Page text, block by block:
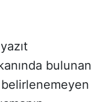
bulunan
belirlenemeyen